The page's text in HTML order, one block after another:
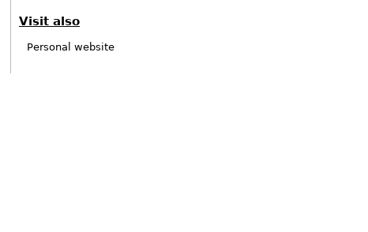
Visit also
Personal website